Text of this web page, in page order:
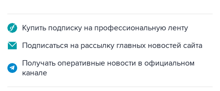
Купить подписку на профессиональную ленту
Подписаться на рассылку главных новостей сайта
Получать оперативные новости в официальном
канале